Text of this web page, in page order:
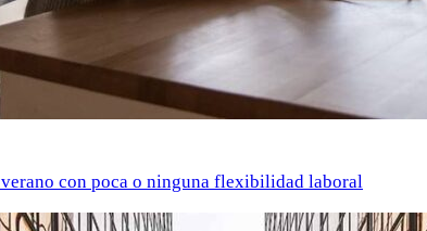
con poca o ninguna flexibilidad laboral